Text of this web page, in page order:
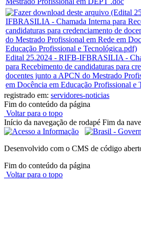
Edital 25.2024 - RIFB-IFBRASILIA -
para Recebimento de candidaturas para
docentes junto a APCN do Mestrado
em Docência em Educação Profissional e
registrado em: servidores-noticias
Fim do conteúdo da página
Voltar para o topo
Início da navegação de rodapé Fim da
Desenvolvido com o CMS de código
Fim do conteúdo da página
Voltar para o topo